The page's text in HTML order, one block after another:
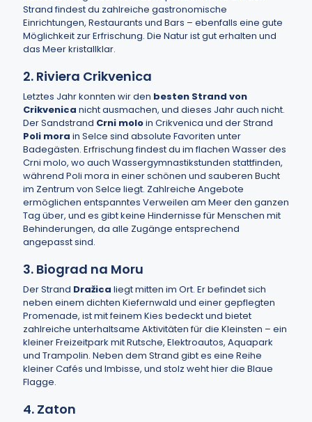
Strand findest du zahlreiche gastronomische
Einrichtungen, Restaurants und Bars – ebenfalls eine gute
Möglichkeit zur Erfrischung. Die Natur ist gut erhalten und
das Meer kristallklar.
2. Riviera Crikvenica
Letztes Jahr konnten wir den besten Strand von
Crikvenica nicht ausmachen, und dieses Jahr auch nicht.
Der Sandstrand Crni moloin Crikvenica und der Strand
Poli mora in Selce sind absolute Favoriten unter
Badegästen. Erfrischung findest du im flachen Wasser des
Crni molo, wo auch Wassergymnastikstunden stattfinden,
während Poli mora in einer schönen und sauberen Bucht
im Zentrum von Selce liegt. Zahlreiche Angebote
ermöglichen entspanntes Verweilen am Meer den ganzen
Tag über, und es gibt keine Hindernisse für Menschen mit
Behinderungen, da alle Zugänge entsprechend
angepasst sind.
3. Biograd na Moru
Der Strand Dražica liegt mitten im Ort. Er befindet sich
neben einem dichten Kiefernwald und einer gepflegten
Promenade, ist mit feinem Kies bedeckt und bietet
zahlreiche unterhaltsame Aktivitäten für die Kleinsten – ein
kleiner Freizeitpark mit Rutsche, Elektroautos, Aquapark
und Trampolin. Neben dem Strand gibt es eine Reihe
kleiner Cafés und Imbisse, und stolz weht hier die Blaue
Flagge.
4. Zaton